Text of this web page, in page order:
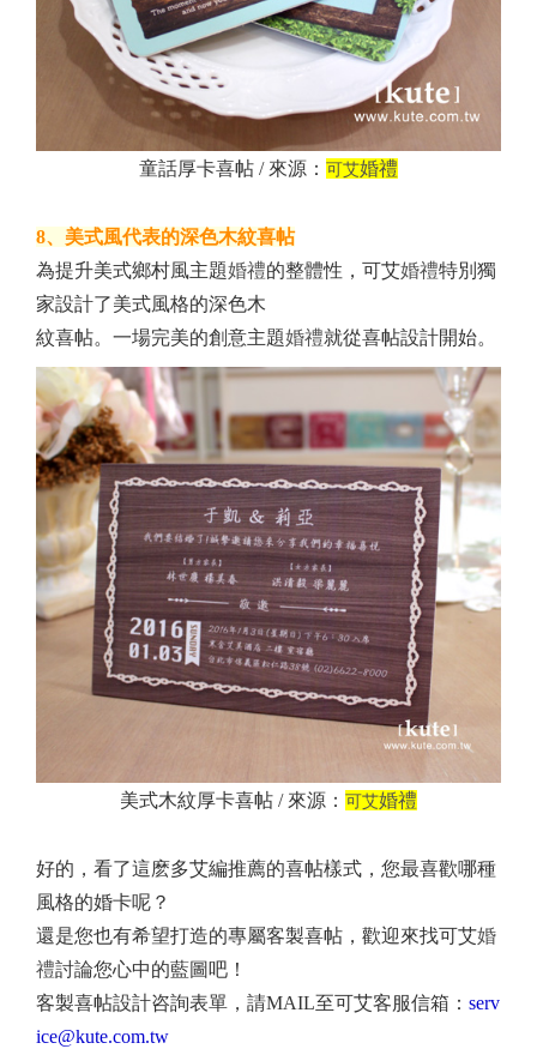
童話厚卡喜帖 / 來源： 可艾婚禮
8、美式風代表的深色木紋喜帖
為提升美式鄉村風主題婚禮的整體性，可艾婚禮特別獨
家設計了美式風格的深色木
紋喜帖。一場完美的創意主題婚禮就從喜帖設計開始。
美式木紋厚卡喜帖 / 來源： 可艾婚禮
好的，看了這麽多艾編推薦的喜帖樣式，您最喜歡哪種
風格的婚卡呢？
還是您也有希望打造的專屬客製喜帖，歡迎來找可艾婚
禮討論您心中的藍圖吧！
客製喜帖設計咨詢表單，請MAIL至可艾客服信箱： serv
ice@kute.com.tw